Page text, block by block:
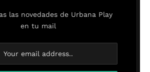
las novedades de Urbana Play
en tu mail